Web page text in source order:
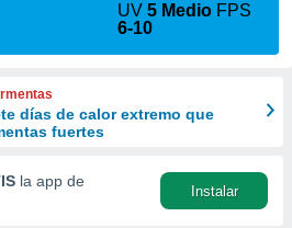
UV5 Medio FPS
6-10
días de calor extremo que
fuertes
la app de
Instalar